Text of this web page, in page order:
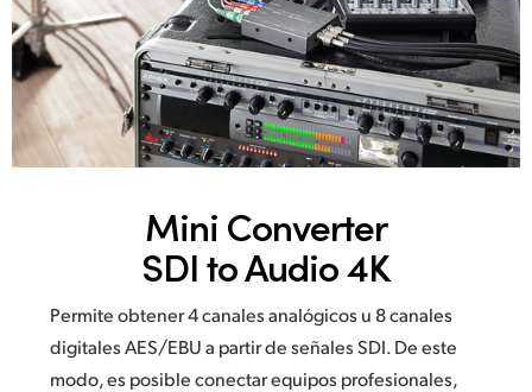
Mini Converter
SDI to Audio 4K
Permite obtener 4 canales analógicos u 8 canales
digitales AES/EBU a partir de señales SDI. De este
modo, es posible conectar equipos profesionales,